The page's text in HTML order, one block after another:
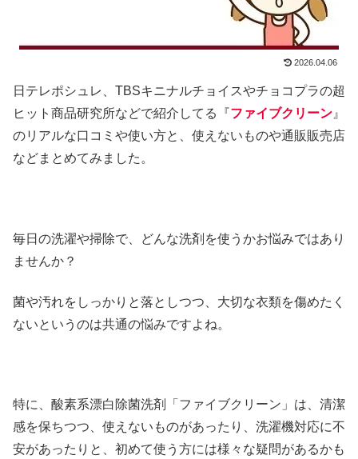
2026.04.06
日テレポシュレ、TBSキニナルチョイスやチョコプラの超
ヒット商品研究所などで紹介してる『ファイブクリーン 』
のリアルな口コミや使い方と、使えないものや通販販売店
などまとめてみました。
毎日の洗濯や掃除で、どんな洗剤を使うかお悩みではあり
ませんか？
菌や汚れをしっかりと落としつつ、大切な衣類を傷めたく
ないというのは共通の悩みですよね。
特に、酸素系漂白除菌洗剤「ファイブクリーン」は、清潔
感を保ちつつ、使えないものがあったり、洗濯機対応に不
安があったりと、初めて使う方には様々な疑問があるかも